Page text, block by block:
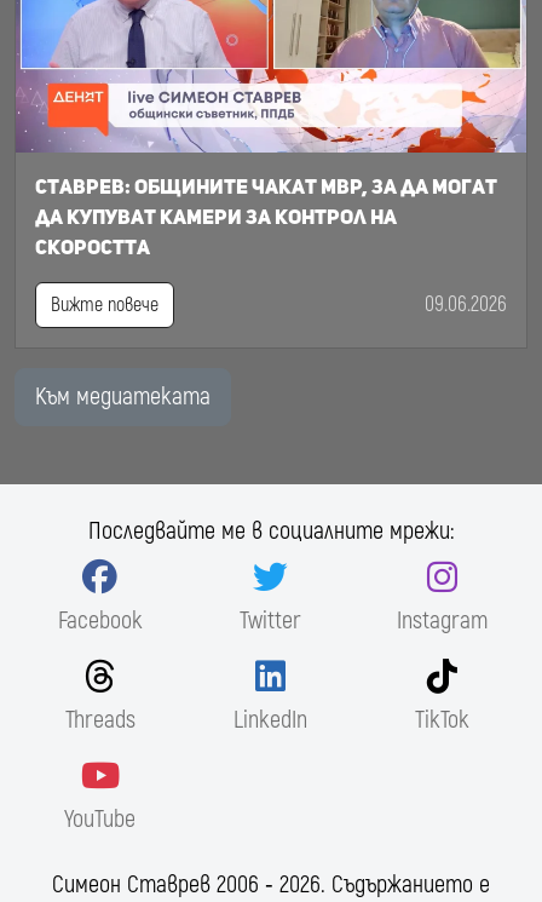
Ставрев: общините чакат МВР, за да могат
да купуват камери за контрол на
скоростта
Вижте повече 09.06.2026
Към медиатеката
Последвайте ме в социалните мрежи:
Facebook Twitter Instagram
Threads LinkedIn TikTok
YouTube
Симеон Ставрев 2006 ‐ 2026. Съдържанието е